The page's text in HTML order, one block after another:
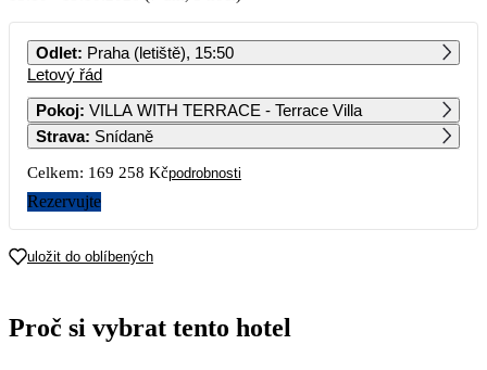
PO ÚT ST ČT PÁ SO NE
147 249 137 979 147 279 131 359
5 6 11
12
92 799
19
90 829
20
80 559
94 019 82 809 87 839 85 519
Odlet: Praha (letiště), 15:50
Letový řád
Pokoj: VILLA WITH TERRACE - Terrace Villa
Strava: Snídaně
Celkem: 169 258 Kčpodrobnosti
Rezervujte
uložit do oblíbených
Proč si vybrat tento hotel